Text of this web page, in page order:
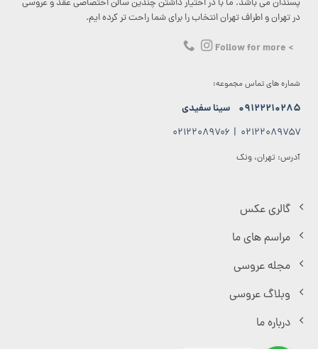
پسندان می باشد. ما با در اختیار داشتن چندین سالن اختصاصی عقد و عروسی
در تهران و اطراف تهران انتخاب را برای شما راحت تر کرده ایم.
> Follow for more
شماره های تماس مجموعه:
۰۹۱۲۲۲۱۰۲۸۵ سینا سفیدی
۰۲۱۲۲۰۸۹۷۵۷ | ۰۲۱۲۲۰۸۹۷۰۶
آدرس: تهران، ونک
گالری عکس
مراسم های ما
مجله عروسی
وبلاگ عروسی
درباره ما